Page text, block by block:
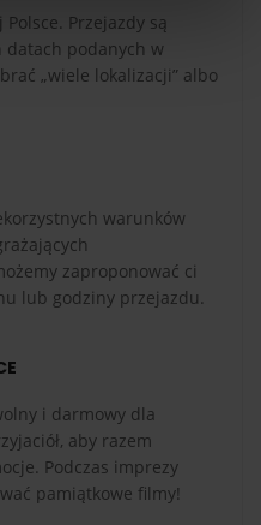
Polsce. Przejazdy są
datach podanych w
„wiele lokalizacji” albo
warunków
zaproponować ci
lub godziny przejazdu.
i darmowy dla
aby razem
Podczas imprezy
pamiątkowe filmy!